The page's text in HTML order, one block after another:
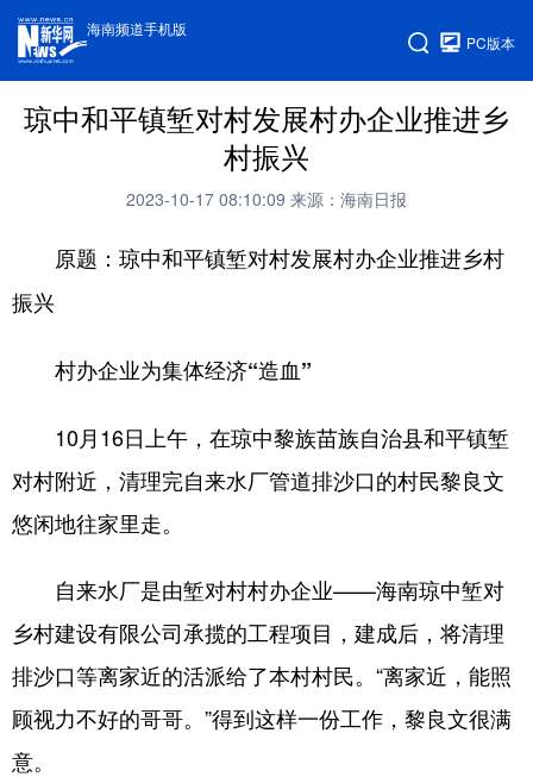
海南频道手机版
PC版本
琼中和平镇堑对村发展村办企业推进乡
村振兴
2023-10-17 08:10:09 来源：海南日报
原题：琼中和平镇堑对村发展村办企业推进乡村
振兴
村办企业为集体经济“造血”
10月16日上午，在琼中黎族苗族自治县和平镇堑
对村附近，清理完自来水厂管道排沙口的村民黎良文
悠闲地往家里走。
自来水厂是由堑对村村办企业——海南琼中堑对
乡村建设有限公司承揽的工程项目，建成后，将清理
排沙口等离家近的活派给了本村村民。“离家近，能照
顾视力不好的哥哥。”得到这样一份工作，黎良文很满
意。